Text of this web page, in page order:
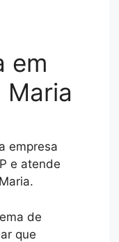
em
Maria
empresa
e atende
de
que